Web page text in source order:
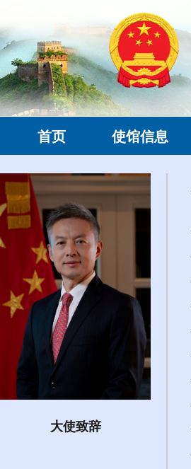
首页 使馆信息
大使致辞